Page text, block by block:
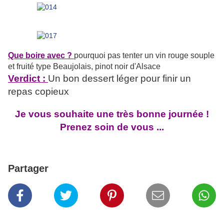
Que boire avec ? pourquoi pas tenter un vin rouge souple
et fruité type Beaujolais, pinot noir d'Alsace
Verdict : Un bon dessert léger pour finir un
repas copieux
Je vous souhaite une très bonne journée !
Prenez soin de vous ...
Partager